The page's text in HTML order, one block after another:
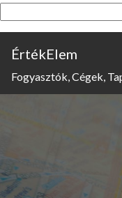
ÉrtékElem
Fogyasztók, Cégek,